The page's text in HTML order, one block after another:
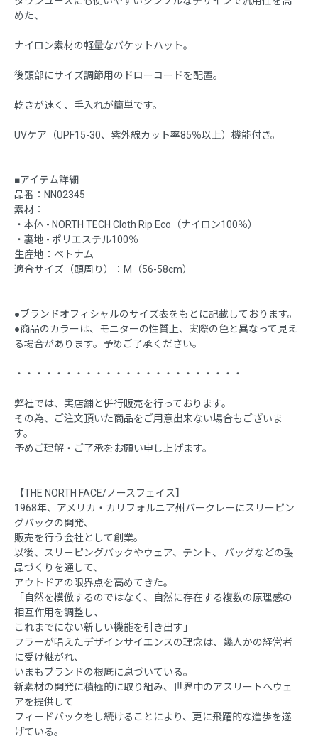
めた、
ナイロン素材の軽量なバケットハット。
後頭部にサイズ調節用のドローコードを配置。
乾きが速く、手入れが簡単です。
UVケア（UPF15-30、紫外線カット率85％以上）機能付き。
■アイテム詳細
品番：NN02345
素材：
・本体 - NORTH TECH Cloth Rip Eco（ナイロン100％）
・裏地 - ポリエステル100％
生産地：ベトナム
適合サイズ（頭周り）：M（56-58cm）
●ブランドオフィシャルのサイズ表をもとに記載しております。
●商品のカラーは、モニターの性質上、実際の色と異なって見え
る場合があります。予めご了承ください。
・・・・・・・・・・・・・・・・・・・・・・・
弊社では、実店舗と併行販売を行っております。
その為、ご注文頂いた商品をご用意出来ない場合もございま
す。
予めご理解・ご了承をお願い申し上げます。
【THE NORTH FACE/ノースフェイス】
1968年、アメリカ・カリフォルニア州バークレーにスリーピン
グバックの開発、
販売を行う会社として創業。
以後、スリーピングバックやウェア、テント、 バッグなどの製
品づくりを通して、
アウトドアの限界点を高めてきた。
「自然を模倣するのではなく、自然に存在する複数の原理感の
相互作用を調整し、
これまでにない新しい機能を引き出す」
フラーが唱えたデザインサイエンスの理念は、幾人かの経営者
に受け継がれ、
いまもブランドの根底に息づいている。
新素材の開発に積極的に取り組み、世界中のアスリートへウェ
アを提供して
フィードバックをし続けることにより、更に飛躍的な進歩を遂
げている。